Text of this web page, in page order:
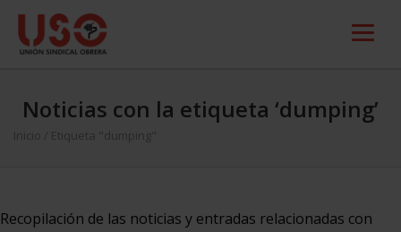
Noticias con la etiqueta ‘dumping’
Inicio Etiqueta "dumping"
Recopilación de las noticias y entradas relacionadas con